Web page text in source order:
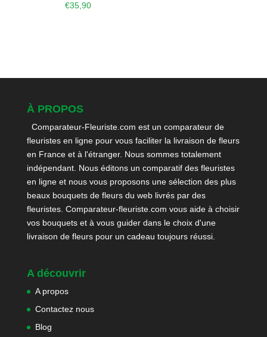
€35,90
À PROPOS
Comparateur-Fleuriste.com est un comparateur de
fleuristes en ligne pour vous faciliter la livraison de fleurs
en France et à l'étranger. Nous sommes totalement
indépendant. Nous éditons un comparatif des fleuristes
en ligne et nous vous proposons une sélection des plus
beaux bouquets de fleurs du web livrés par des
fleuristes. Comparateur-fleuriste.com vous aide à choisir
vos bouquets et à vous guider dans le choix d'une
livraison de fleurs pour un cadeau toujours réussi.
A découvrir
A propos
Contactez nous
Blog